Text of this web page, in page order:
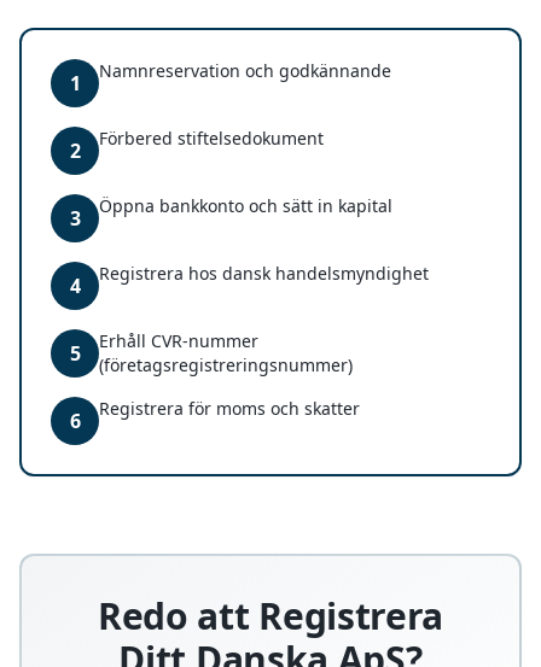
1 Namnreservation och godkännande
2 Förbered stiftelsedokument
3 Öppna bankkonto och sätt in kapital
4 Registrera hos dansk handelsmyndighet
5
Erhåll CVR-nummer
(företagsregistreringsnummer)
6 Registrera för moms och skatter
Redo att Registrera